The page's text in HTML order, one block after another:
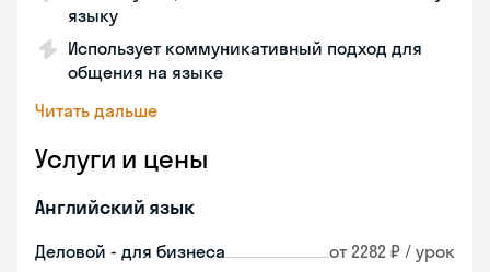
языку
Использует коммуникативный подход для
общения на языке
Читать дальше
Услуги и цены
Английский язык
Деловой - для бизнеса от 2282 ₽ / урок